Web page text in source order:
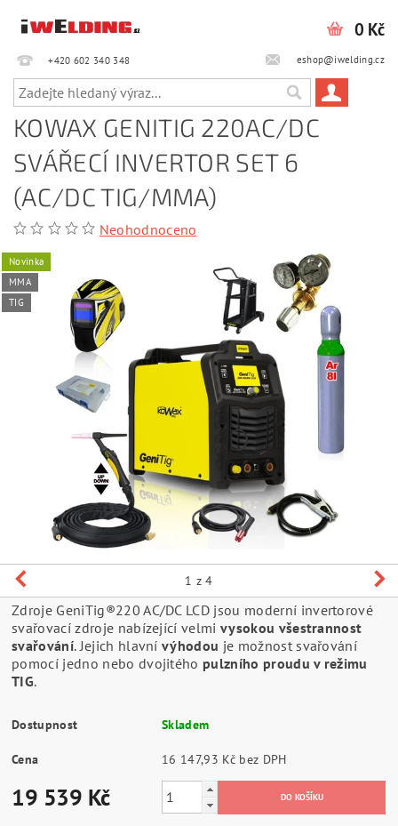
+420 602 340 348‎‎ eshop@iwelding.cz
0 Kč
KOWAX GENITIG 220AC/DC
SVÁŘECÍ INVERTOR SET 6
(AC/DC TIG/MMA)
Neohodnoceno
Novinka
MMA
TIG
1 z 4
Zdroje GeniTig®220 AC/DC LCD jsou moderní invertorové
svařovací zdroje nabízející velmi vysokou všestrannost
svařování. Jejich hlavnívýhodou je možnost svařování
pomocí jedno nebo dvojitého pulzního proudu v režimu
TIG.
Dostupnost Skladem
Cena 16 147,93 Kč bez DPH
19 539 Kč